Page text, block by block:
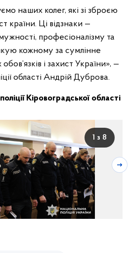
наших колег, які зі зброєю
країни. Ці відзнаки —
професіоналізму та
кожному за сумлінне
і захист України», —
області Андрій Дуброва.
Кіровоградської області
1 з 8